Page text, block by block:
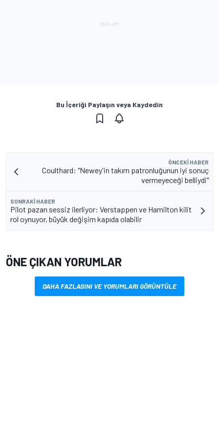
Bu İçeriği Paylaşın veya Kaydedin
ÖNCEKI HABER
Coulthard: "Newey'in takım patronluğunun iyi sonuç
vermeyeceği belliydi"
SONRAKI HABER
Pilot pazarı sessiz ilerliyor: Verstappen ve Hamilton kilit
rol oynuyor, büyük değişim kapıda olabilir
ÖNE ÇIKAN YORUMLAR
DAHA FAZLASINI VE YORUMLARI GÖRÜNTÜLE